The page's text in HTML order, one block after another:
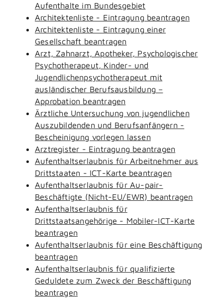
Aufenthalte im Bundesgebiet
Architektenliste - Eintragung beantragen
Architektenliste - Eintragung einer
Gesellschaft beantragen
Arzt, Zahnarzt, Apotheker, Psychologischer
Psychotherapeut, Kinder- und
Jugendlichenpsychotherapeut mit
ausländischer Berufsausbildung –
Approbation beantragen
Ärztliche Untersuchung von jugendlichen
Auszubildenden und Berufsanfängern -
Bescheinigung vorlegen lassen
Arztregister - Eintragung beantragen
Aufenthaltserlaubnis für Arbeitnehmer aus
Drittstaaten - ICT-Karte beantragen
Aufenthaltserlaubnis für Au-pair-
Beschäftigte (Nicht-EU/EWR) beantragen
Aufenthaltserlaubnis für
Drittstaatsangehörige - Mobiler-ICT-Karte
beantragen
Aufenthaltserlaubnis für eine Beschäftigung
beantragen
Aufenthaltserlaubnis für qualifizierte
Geduldete zum Zweck der Beschäftigung
beantragen